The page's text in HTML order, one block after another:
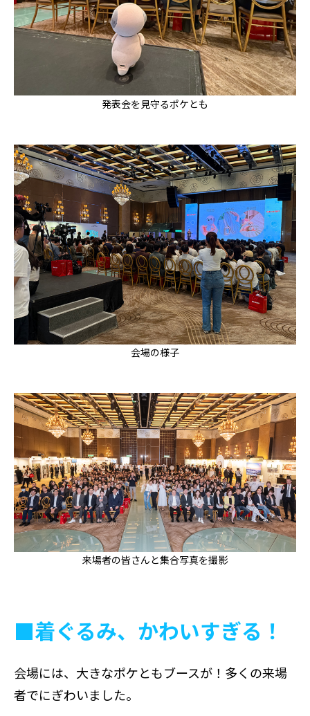
発表会を見守るポケとも
会場の様子
来場者の皆さんと集合写真を撮影
■着ぐるみ、かわいすぎる！
会場には、大きなポケともブースが！多くの来場
者でにぎわいました。